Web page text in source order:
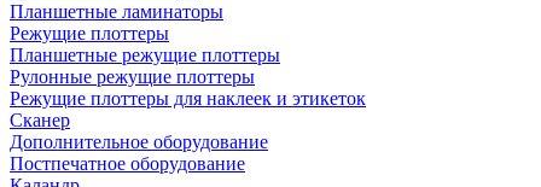
Планшетные ламинаторы
Режущие плоттеры
Планшетные режущие плоттеры
Рулонные режущие плоттеры
Режущие плоттеры для наклеек и этикеток
Сканер
Дополнительное оборудование
Постпечатное оборудование